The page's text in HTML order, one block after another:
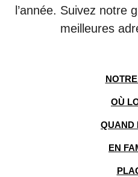
l’année. Suivez notre
meilleures
OÙ
QUAND
EN